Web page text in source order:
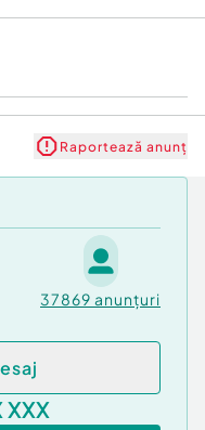
Raportează anunț
37869 anunțuri
XXX